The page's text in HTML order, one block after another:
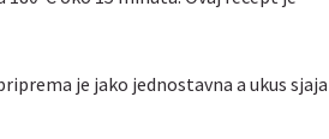
je jako jednostavna a ukus